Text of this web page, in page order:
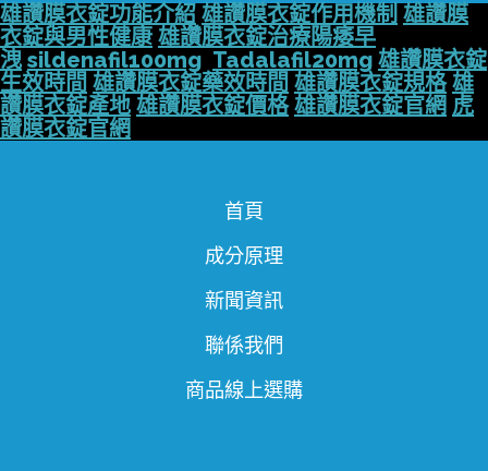
雄讚膜衣錠功能介紹 雄讚膜衣錠作用機制 雄讚膜
衣錠與男性健康 雄讚膜衣錠治療陽痿早
洩 sildenafil100mg Tadalafil20mg 雄讚膜衣錠
生效時間 雄讚膜衣錠藥效時間 雄讚膜衣錠規格 雄
讚膜衣錠產地 雄讚膜衣錠價格 雄讚膜衣錠官網 虎
讚膜衣錠官網
首頁
成分原理
新聞資訊
聯係我們
商品線上選購